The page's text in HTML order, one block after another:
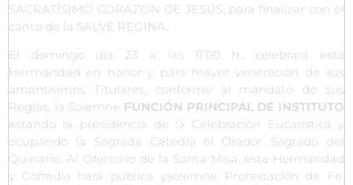
SACRATÍSIMO CORAZON DE JESÚS, para finalizar con el
canto de la SALVE REGINA.
El domingo día 23 a las 11’00 h., celebrará esta
Hermandad en honor y para mayor veneración de sus
amantísimos Titulares, conforme al mandato de sus
Reglas, la Solemne FUNCIÓN PRINCIPAL DE INSTITUTO
estando la presidencia de la Celebración Eucarística y
ocupando la Sagrada Cátedra el Orador Sagrado del
Quinario. Al Ofertorio de la Santa Misa, esta Hermandad
y Cofradía hará pública ysolemne Protestación de Fe,